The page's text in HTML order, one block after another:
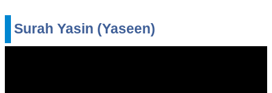
Surah Yasin (Yaseen)